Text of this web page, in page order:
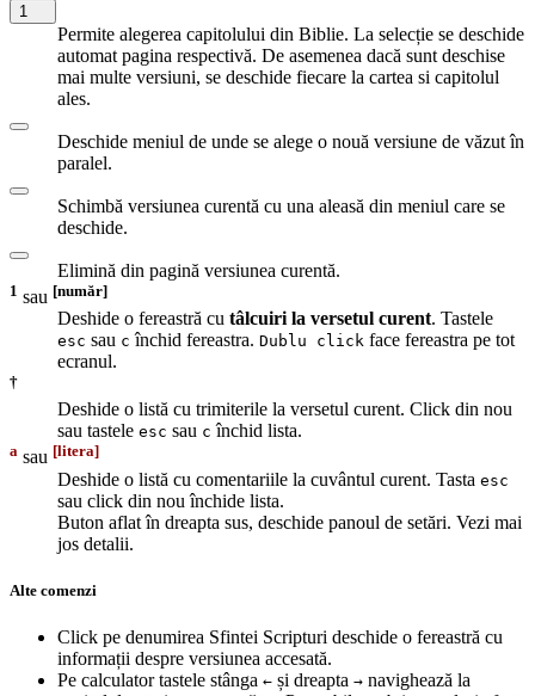
1
Permite alegerea capitolului din Biblie. La selecție se deschide
automat pagina respectivă. De asemenea dacă sunt deschise
mai multe versiuni, se deschide fiecare la cartea si capitolul
ales.
Deschide meniul de unde se alege o nouă versiune de văzut în
paralel.
Schimbă versiunea curentă cu una aleasă din meniul care se
deschide.
Elimină din pagină versiunea curentă.
1 sau [număr]
Deshide o fereastră cu tâlcuiri la versetul curent. Tastele
esc sau c închid fereastra. Dublu click face fereastra pe tot
ecranul.
†
Deshide o listă cu trimiterile la versetul curent. Click din nou
sau tastele esc sau c închid lista.
a sau [litera]
Deshide o listă cu comentariile la cuvântul curent. Tasta esc
sau click din nou închide lista.
Buton aflat în dreapta sus, deschide panoul de setări. Vezi mai
jos detalii.
Alte comenzi
Click pe denumirea Sfintei Scripturi deschide o fereastră cu
informații despre versiunea accesată.
Pe calculator tastele stânga ← și dreapta → navighează la